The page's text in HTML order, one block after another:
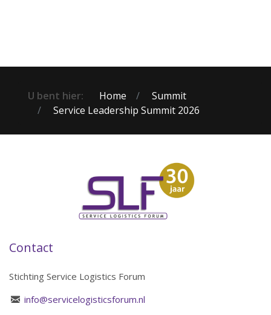
U bent hier: Home
Summit
Service Leadership Summit 2026
Contact
Stichting Service Logistics Forum
info@servicelogisticsforum.nl